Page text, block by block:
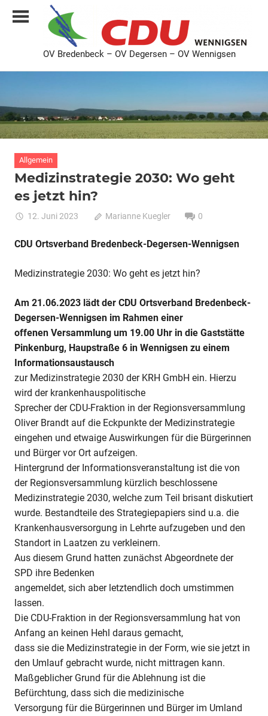
Inhalt
CDU
Bredenbeck
Degersen
Wennigsen
OV Bredenbeck – OV Degersen – OV Wennigsen
Allgemein
Medizinstrategie 2030: Wo geht
es jetzt hin?
12. Juni 2023 Marianne Kuegler 0
CDU Ortsverband Bredenbeck-Degersen-Wennigsen
Medizinstrategie 2030: Wo geht es jetzt hin?
Am 21.06.2023 lädt der CDU Ortsverband Bredenbeck-
Degersen-Wennigsen im Rahmen einer
offenen Versammlung um 19.00 Uhr in die Gaststätte
Pinkenburg, Haupstraße 6 in Wennigsen zu einem
Informationsaustausch
zur Medizinstrategie 2030 der KRH GmbH ein. Hierzu
wird der krankenhauspolitische
Sprecher der CDU-Fraktion in der Regionsversammlung
Oliver Brandt auf die Eckpunkte der Medizinstrategie
eingehen und etwaige Auswirkungen für die Bürgerinnen
und Bürger vor Ort aufzeigen.
Hintergrund der Informationsveranstaltung ist die von
der Regionsversammlung kürzlich beschlossene
Medizinstrategie 2030, welche zum Teil brisant diskutiert
wurde. Bestandteile des Strategiepapiers sind u.a. die
Krankenhausversorgung in Lehrte aufzugeben und den
Standort in Laatzen zu verkleinern.
Aus diesem Grund hatten zunächst Abgeordnete der
SPD ihre Bedenken
angemeldet, sich aber letztendlich doch umstimmen
lassen.
Die CDU-Fraktion in der Regionsversammlung hat von
Anfang an keinen Hehl daraus gemacht,
dass sie die Medizinstrategie in der Form, wie sie jetzt in
den Umlauf gebracht wurde, nicht mittragen kann.
Maßgeblicher Grund für die Ablehnung ist die
Befürchtung, dass sich die medizinische
Versorgung für die Bürgerinnen und Bürger im Umland